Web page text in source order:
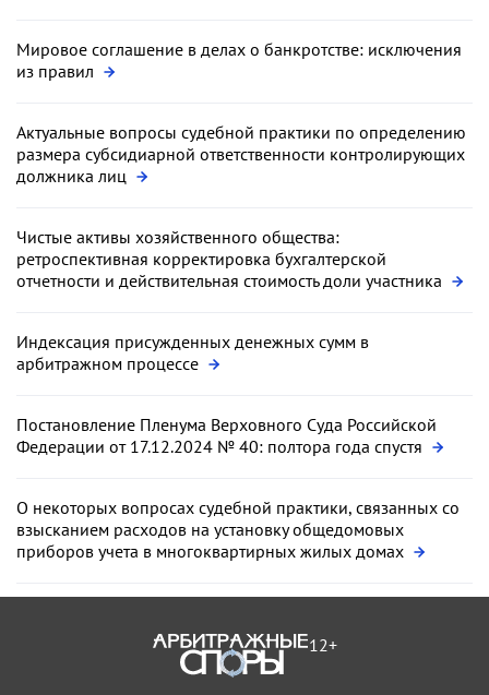
Мировое соглашение в делах о банкротстве: исключения
из правил
Актуальные вопросы судебной практики по определению
размера субсидиарной ответственности контролирующих
должника лиц
Чистые активы хозяйственного общества:
ретроспективная корректировка бухгалтерской
отчетности и действительная стоимость доли участника
Индексация присужденных денежных сумм в
арбитражном процессе
Постановление Пленума Верховного Суда Российской
Федерации от 17.12.2024 № 40: полтора года спустя
О некоторых вопросах судебной практики, связанных со
взысканием расходов на установку общедомовых
приборов учета в многоквартирных жилых домах
12+